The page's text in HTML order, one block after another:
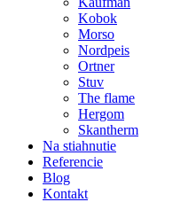
Kobok
Morso
Nordpeis
Ortner
Stuv
The flame
Hergom
Skantherm
Na stiahnutie
Referencie
Blog
Kontakt